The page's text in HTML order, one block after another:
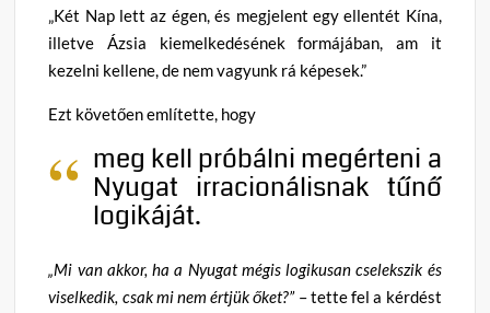
„Két Nap lett az égen, és megjelent egy ellentét Kína,
illetve Ázsia kiemelkedésének formájában, am it
kezelni kellene, de nem vagyunk rá képesek.”
Ezt követően említette, hogy
meg kell próbálni megérteni a
Nyugat irracionálisnak tűnő
logikáját.
„Mi van akkor, ha a Nyugat mégis logikusan cselekszik és
viselkedik, csak mi nem értjük őket?”– tette fel a kérdést